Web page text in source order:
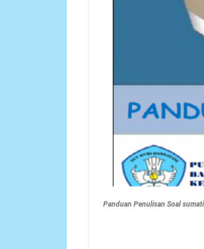
Panduan Penulisan Soal